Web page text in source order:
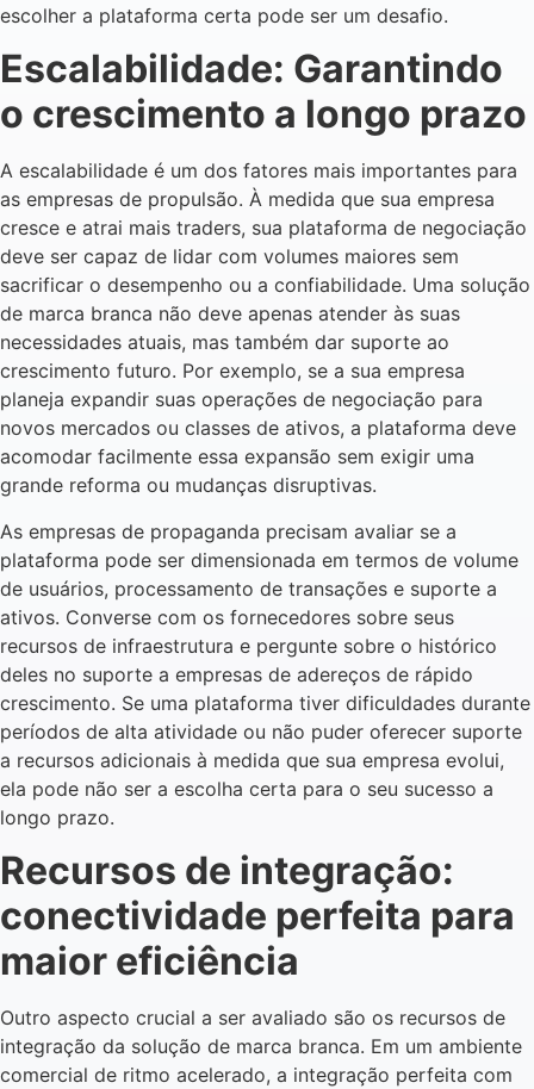
escolher a plataforma certa pode ser um desafio.
Escalabilidade: Garantindo
o crescimento a longo prazo
A escalabilidade é um dos fatores mais importantes para
as empresas de propulsão. À medida que sua empresa
cresce e atrai mais traders, sua plataforma de negociação
deve ser capaz de lidar com volumes maiores sem
sacrificar o desempenho ou a confiabilidade. Uma solução
de marca branca não deve apenas atender às suas
necessidades atuais, mas também dar suporte ao
crescimento futuro. Por exemplo, se a sua empresa
planeja expandir suas operações de negociação para
novos mercados ou classes de ativos, a plataforma deve
acomodar facilmente essa expansão sem exigir uma
grande reforma ou mudanças disruptivas.
As empresas de propaganda precisam avaliar se a
plataforma pode ser dimensionada em termos de volume
de usuários, processamento de transações e suporte a
ativos. Converse com os fornecedores sobre seus
recursos de infraestrutura e pergunte sobre o histórico
deles no suporte a empresas de adereços de rápido
crescimento. Se uma plataforma tiver dificuldades durante
períodos de alta atividade ou não puder oferecer suporte
a recursos adicionais à medida que sua empresa evolui,
ela pode não ser a escolha certa para o seu sucesso a
longo prazo.
Recursos de integração:
conectividade perfeita para
maior eficiência
Outro aspecto crucial a ser avaliado são os recursos de
integração da solução de marca branca. Em um ambiente
comercial de ritmo acelerado, a integração perfeita com